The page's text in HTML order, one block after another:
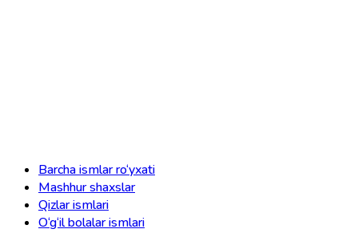
Barcha ismlar ro‘yxati
Mashhur shaxslar
Qizlar ismlari
O‘g‘il bolalar ismlari